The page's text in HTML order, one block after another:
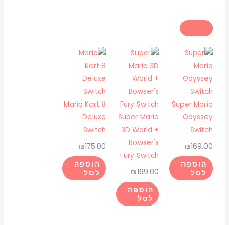
Super Mario
Odyssey
Switch
₪169.00
הוספה
לסל
Super Mario
3D World +
Bowser's
Fury Switch
₪169.00
הוספה
לסל
Mario Kart 8
Deluxe
Switch
₪175.00
הוספה
לסל